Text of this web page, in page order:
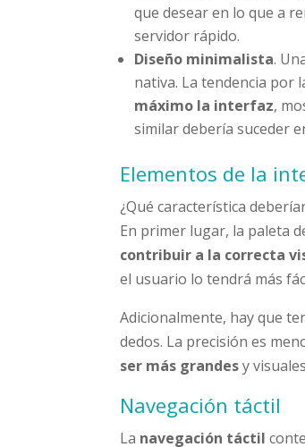
que desear en lo que a
servidor rápido.
Diseño minimalista.
nativa. La tendencia por
máximo la interfaz,
similar debería suceder
Elementos de la
¿Qué característica
En primer lugar, la paleta
contribuir a la correcta
el usuario lo tendrá más
Adicionalmente, hay que
dedos. La precisión es
ser más grandesy
Navegación táctil
La navegación táctil